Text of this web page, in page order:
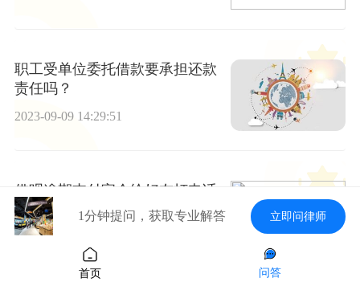
职工受单位委托借款要承担还款
责任吗？
2023-09-09 14:29:51
借呗逾期支付宝会给好友打电话
吗-借呗逾期支付宝会给好友打电
话吗是真的吗
2023-09-09 14:29:51
1分钟提问，获取专业解答 立即问律师
首页 问答